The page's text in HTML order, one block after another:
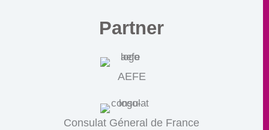
Partner
AEFE
Consulat Géneral de France